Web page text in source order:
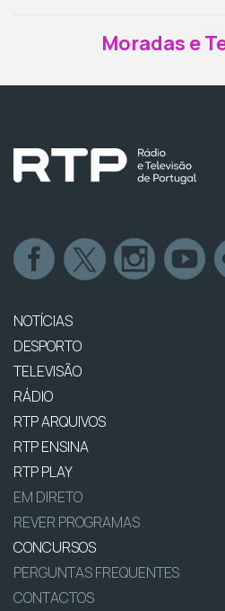
Moradas e
NOTÍCIAS
DESPORTO
TELEVISÃO
RÁDIO
RTP ARQUIVOS
RTP ENSINA
RTP PLAY
EM DIRETO
REVER PROGRAMAS
CONCURSOS
PERGUNTAS FREQUENTES
CONTACTOS